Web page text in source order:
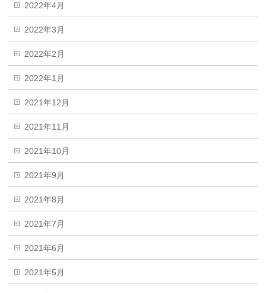
2022年4月
2022年3月
2022年2月
2022年1月
2021年12月
2021年11月
2021年10月
2021年9月
2021年8月
2021年7月
2021年6月
2021年5月